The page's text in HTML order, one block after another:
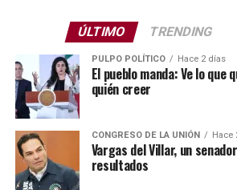
ÚLTIMO TRENDING
PULPO POLÍTICO Hace 2 días
El pueblo manda: Ve lo que
quién creer
CONGRESO DE LA UNIÓN Hace
Vargas del Villar, un
resultados